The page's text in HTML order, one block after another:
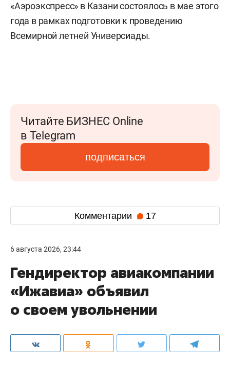
«Аэроэкспресс» в Казани состоялось в мае этого
года в рамках подготовки к проведению
Всемирной летней Универсиады.
Читайте БИЗНЕС Online
в Telegram
подписаться
Комментарии 17
6 августа 2026, 23:44
Гендиректор авиакомпании
«Ижавиа» объявил
о своем увольнении